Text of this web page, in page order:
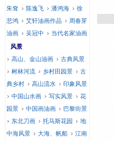
朱耷
陈逸飞 潘鸿海
徐
悲鸿
艾轩油画作品
周春芽
油画
吴冠中
当代名家油画
风景
高山、金山油画
古典风景
树林河流
乡村田园景
古
典乡村
高山流水
印象风景
中国山水画
写实风景
花
园景
中国画油画
巴黎街景
东北刀画
托马斯花园
地
中海风景
大海、帆船
江南